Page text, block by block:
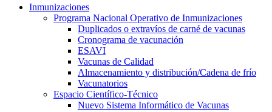
Close
Inmunizaciones
Programa Nacional Operativo de Inmunizaciones
Duplicados o extravíos de carné de vacunas
Cronograma de vacunación
ESAVI
Vacunas de Calidad
Almacenamiento y distribución/Cadena de frío
Vacunatorios
Espacio Científico-Técnico
Nuevo Sistema Informático de Vacunas